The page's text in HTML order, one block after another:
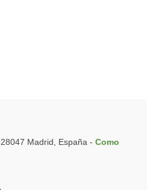
Madrid, España - Como